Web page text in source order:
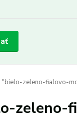
"bielo-zeleno-fialovo-